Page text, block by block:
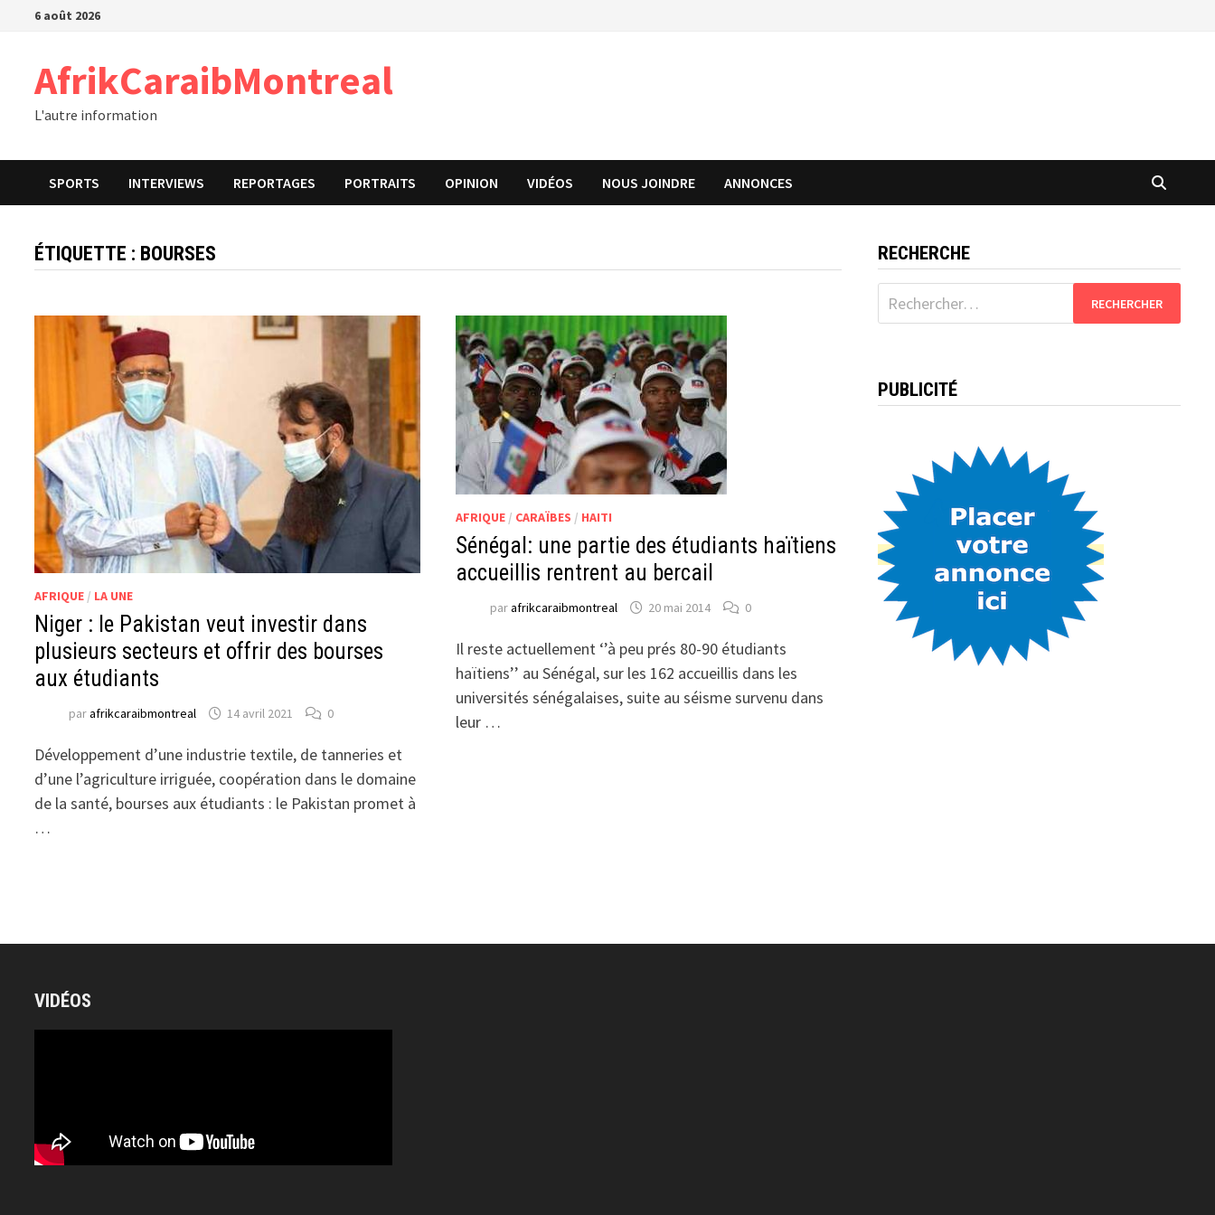
Passer6 août 2026
AfrikCaraibMontreal
L'autre information
SPORTS INTERVIEWS REPORTAGES PORTRAITS OPINION VIDÉOS NOUS JOINDRE ANNONCES
ÉTIQUETTE : BOURSES
AFRIQUE / LA UNE
Niger : le Pakistan veut investir dans
plusieurs secteurs et offrir des bourses
aux étudiants
parafrikcaraibmontreal 14 avril 2021 0
Développement d’une industrie textile, de tanneries et
d’une l’agriculture irriguée, coopération dans le domaine
de la santé, bourses aux étudiants : le Pakistan promet à
…
AFRIQUE/ CARAÏBES / HAITI
Sénégal: une partie des étudiants haïtiens
accueillis rentrent au bercail
parafrikcaraibmontreal 20 mai 2014 0
Il reste actuellement ‘’à peu prés 80-90 étudiants
haïtiens’’ au Sénégal, sur les 162 accueillis dans les
universités sénégalaises, suite au séisme survenu dans
leur …
RECHERCHE
Rechercher :
PUBLICITÉ
VIDÉOS